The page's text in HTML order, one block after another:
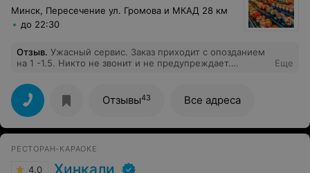
Минск, Пересечение ул. Громова и МКАД 28 км
до 22:30
Отзыв. Ужасный сервис. Заказ приходит с опозданием
на 1 -1.5. Никто не звонит и не предупреждает.
10 минимум.
Еще
Отзывы43 Все адреса
РЕСТОРАН-КАРАОКЕ
4.0 Хинкали